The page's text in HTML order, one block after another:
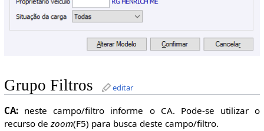
Grupo Filtros editar
CA:neste campo/filtro informe o CA. Pode-se utilizar o
recurso de zoom(F5) para busca deste campo/filtro.